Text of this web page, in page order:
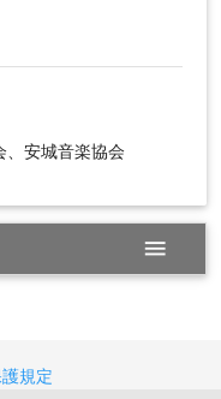
、安城音楽協会
menu
規定